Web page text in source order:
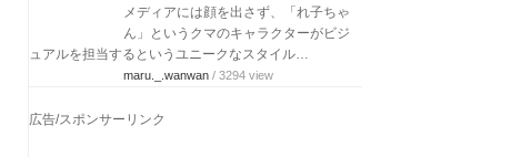
メディアには顔を出さず、「れ子ちゃ
ん」というクマのキャラクターがビジ
ュアルを担当するというユニークなスタイル…
maru._.wanwan / 3294 view
広告/スポンサーリンク